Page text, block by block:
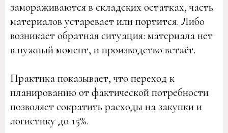
замораживаются в складских остатках, часть
материалов устаревает или портится. Либо
возникает обратная ситуация: материала нет
в нужный момент, и производство встаёт.
Практика показывает, что переход к
планированию от фактической потребности
позволяет сократить расходы на закупки и
логистику до 15%.